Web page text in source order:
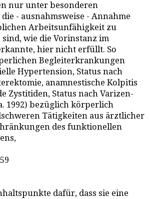
nur unter besonderen
- ausnahmsweise - Annahme
Arbeitsunfähigkeit zu
wie die Vorinstanz im
hier nicht erfüllt. So
Begleiterkrankungen
Hypertension, Status nach
anamnestische Kolpitis
Zystitiden, Status nach Varizen-
1992) bezüglich körperlich
Tätigkeiten aus ärztlicher
des funktionellen
dafür, dass sie eine